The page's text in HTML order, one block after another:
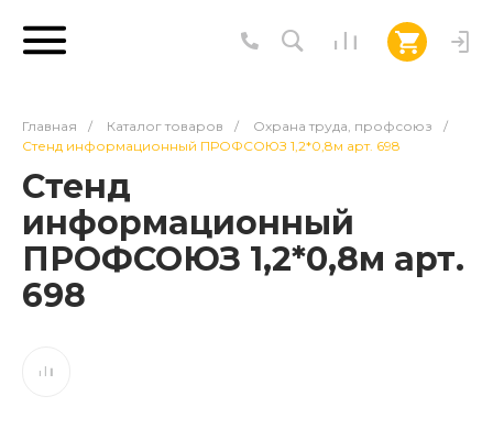
Главная / Каталог товаров / Охрана труда, профсоюз
/
Стенд информационный ПРОФСОЮЗ 1,2*0,8м арт. 698
Стенд
информационный
ПРОФСОЮЗ 1,2*0,8м арт.
698